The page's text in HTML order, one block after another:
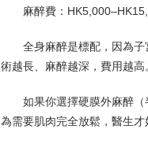
麻醉費：
全身麻醉是標配，因為
術越長、麻醉越深，費用越高
如果你選擇硬膜外麻醉
為需要肌肉完全放鬆，醫生才